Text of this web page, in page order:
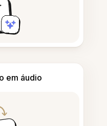
em áudio